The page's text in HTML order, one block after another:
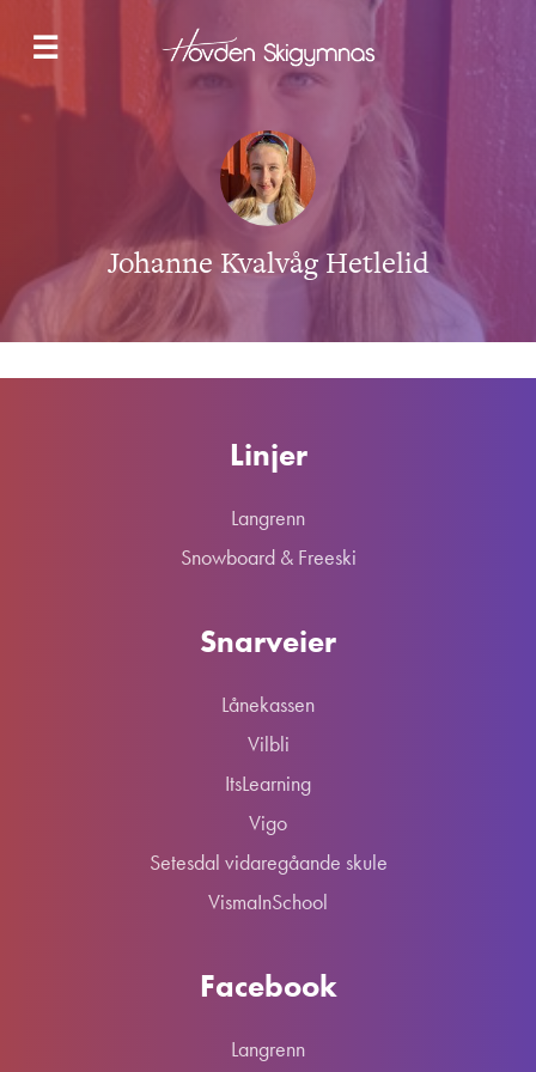
LANGRENN
SNOWBOARD & FREESKI
HYBELBYGG
OM OSS
KONTAKT
SØK NÅ
☰
Johanne Kvalvåg Hetlelid
Linjer
Langrenn
Snowboard & Freeski
Snarveier
Lånekassen
Vilbli
ItsLearning
Vigo
Setesdal vidaregåande skule
VismaInSchool
Facebook
Langrenn